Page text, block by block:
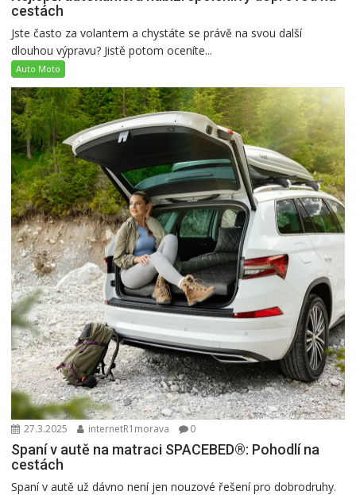
cestách
Jste často za volantem a chystáte se právě na svou další
dlouhou výpravu? Jistě potom oceníte...
Auto Moto
27.3.2025 internetR1morava 0
Spaní v autě na matraci SPACEBED®: Pohodlí na
cestách
Spaní v autě už dávno není jen nouzové řešení pro dobrodruhy.